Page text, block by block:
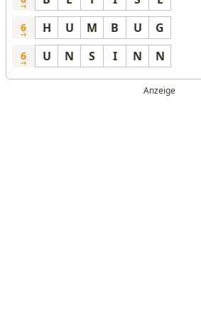
6 H U M B U G
6 U N S I N N